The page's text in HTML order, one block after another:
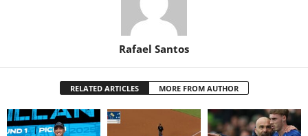
Rafael Santos
RELATED ARTICLES MORE FROM AUTHOR